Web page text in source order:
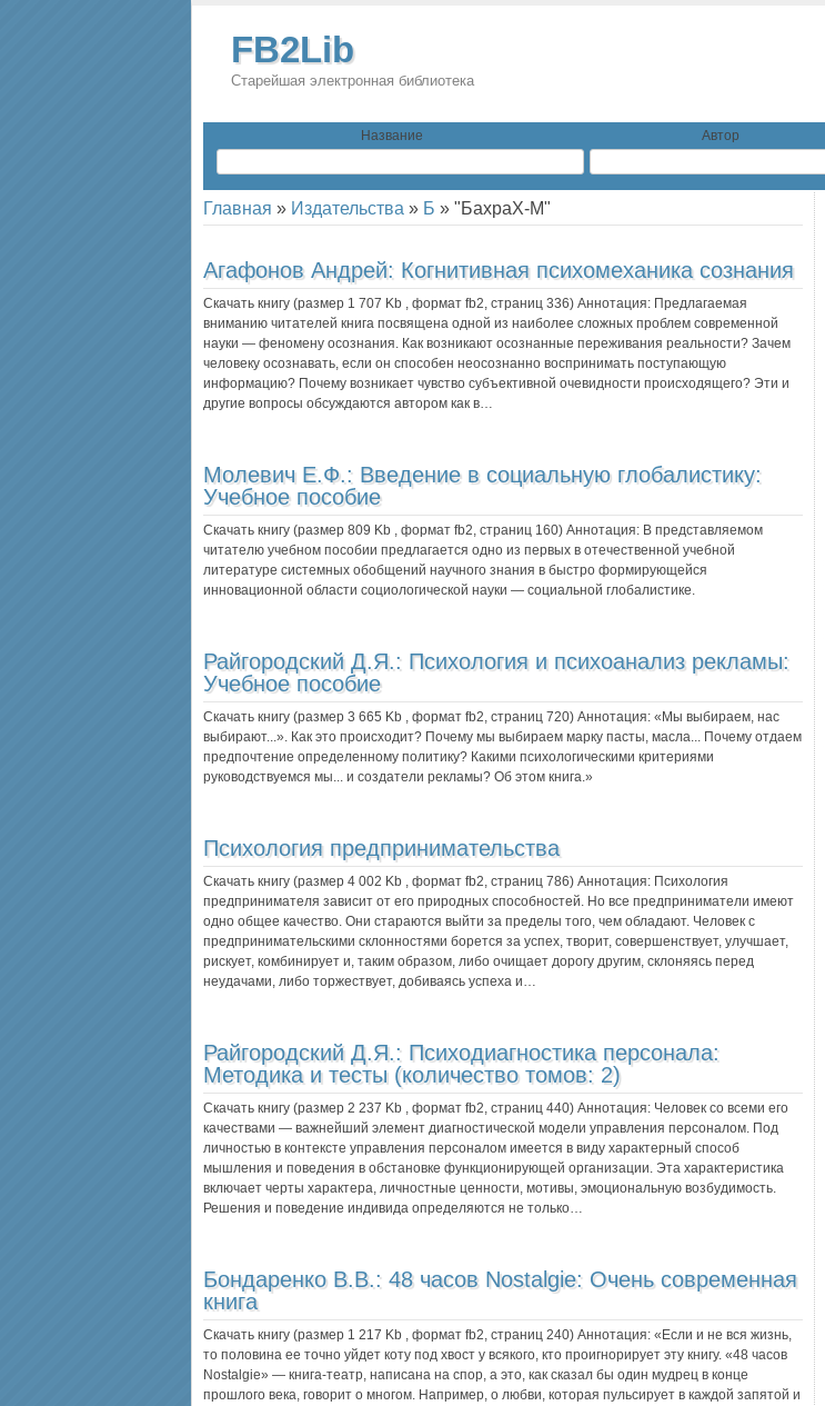
FB2Lib
Старейшая электронная библиотека
Название Автор
Главная » Издательства » Б » "БахраХ-М"
Агафонов Андрей: Когнитивная психомеханика сознания
Скачать книгу (размер 1 707 Kb , формат fb2, страниц 336) Аннотация: Предлагаемая
вниманию читателей книга посвящена одной из наиболее сложных проблем современной
науки — феномену осознания. Как возникают осознанные переживания реальности? Зачем
человеку осознавать, если он способен неосознанно воспринимать поступающую
информацию? Почему возникает чувство субъективной очевидности происходящего? Эти и
другие вопросы обсуждаются автором как в…
Молевич Е.Ф.: Введение в социальную глобалистику:
Учебное пособие
Скачать книгу (размер 809 Kb , формат fb2, страниц 160) Аннотация: В представляемом
читателю учебном пособии предлагается одно из первых в отечественной учебной
литературе системных обобщений научного знания в быстро формирующейся
инновационной области социологической науки — социальной глобалистике.
Райгородский Д.Я.: Психология и психоанализ рекламы:
Учебное пособие
Скачать книгу (размер 3 665 Kb , формат fb2, страниц 720) Аннотация: «Мы выбираем, нас
выбирают...». Как это происходит? Почему мы выбираем марку пасты, масла... Почему отдаем
предпочтение определенному политику? Какими психологическими критериями
руководствуемся мы... и создатели рекламы? Об этом книга.»
Психология предпринимательства
Скачать книгу (размер 4 002 Kb , формат fb2, страниц 786) Аннотация: Психология
предпринимателя зависит от его природных способностей. Но все предприниматели имеют
одно общее качество. Они стараются выйти за пределы того, чем обладают. Человек с
предпринимательскими склонностями борется за успех, творит, совершенствует, улучшает,
рискует, комбинирует и, таким образом, либо очищает дорогу другим, склоняясь перед
неудачами, либо торжествует, добиваясь успеха и…
Райгородский Д.Я.: Психодиагностика персонала:
Методика и тесты (количество томов: 2)
Скачать книгу (размер 2 237 Kb , формат fb2, страниц 440) Аннотация: Человек со всеми его
качествами — важнейший элемент диагностической модели управления персоналом. Под
личностью в контексте управления персоналом имеется в виду характерный способ
мышления и поведения в обстановке функционирующей организации. Эта характеристика
включает черты характера, личностные ценности, мотивы, эмоциональную возбудимость.
Решения и поведение индивида определяются не только…
Бондаренко В.В.: 48 часов Nostalgie: Очень современная
книга
Скачать книгу (размер 1 217 Kb , формат fb2, страниц 240) Аннотация: «Если и не вся жизнь,
то половина ее точно уйдет коту под хвост у всякого, кто проигнорирует эту книгу. «48 часов
Nostalgie» — книга-театр, написана на спор, а это, как сказал бы один мудрец в конце
прошлого века, говорит о многом. Например, о любви, которая пульсирует в каждой запятой и